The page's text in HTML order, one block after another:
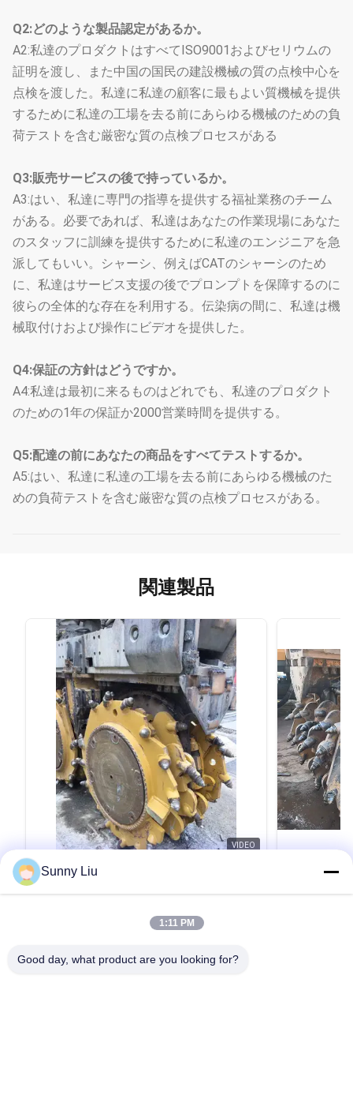
Q2:どのような製品認定があるか。
A2:私達のプロダクトはすべてISO9001およびセリウムの
証明を渡し、また中国の国民の建設機械の質の点検中心を
点検を渡した。私達に私達の顧客に最もよい質機械を提供
するために私達の工場を去る前にあらゆる機械のための負
荷テストを含む厳密な質の点検プロセスがある
Q3:販売サービスの後で持っているか。
A3:はい、私達に専門の指導を提供する福祉業務のチーム
がある。必要であれば、私達はあなたの作業現場にあなた
のスタッフに訓練を提供するために私達のエンジニアを急
派してもいい。シャーシ、例えばCATのシャーシのため
に、私達はサービス支援の後でプロンプトを保障するのに
彼らの全体的な存在を利用する。伝染病の間に、私達は機
械取付けおよび操作にビデオを提供した。
Q4:保証の方針はどうですか。
A4:私達は最初に来るものはどれでも、私達のプロダクト
のための1年の保証か2000営業時間を提供する。
Q5:配達の前にあなたの商品をすべてテストするか。
A5:はい、私達に私達の工場を去る前にあらゆる機械のた
めの負荷テストを含む厳密な質の点検プロセスがある。
関連製品
VIDEO
Foundation Trench Cutter Drilling Rig
Reduction Gearbox Hydromill Systems
Machining Ensuring Accurate and
Product Description: The Reduction Gearing Box
is a high-performance trench cutter accessory
of modern construction projects, particularly
Hydromill
Cutter
Sunny Liu
1:11 PM
Good day, what product are you looking for?